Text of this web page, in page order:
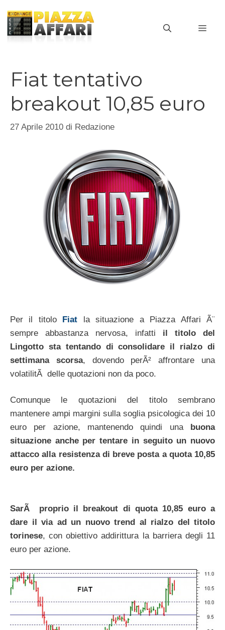
contenuto
Fiat tentativo
breakout 10,85 euro
27 Aprile 2010 di Redazione
Per il titolo Fiat la situazione a Piazza Affari Ã¨
sempre abbastanza nervosa, infatti il titolo del
Lingotto sta tentando di consolidare il rialzo di
settimana scorsa, dovendo perÃ² affrontare una
volatilitÃ delle quotazioni non da poco.
Comunque le quotazioni del titolo sembrano
mantenere ampi margini sulla soglia psicologica dei 10
euro per azione, mantenendo quindi una
buona
situazione anche per tentare in seguito un nuovo
attacco alla resistenza di breve posta a quota 10,85
euro per azione.
SarÃ proprio il breakout di quota 10,85 euro a
dare il via ad un nuovo trend al rialzo del titolo
torinese, con obiettivo addirittura la barriera degli 11
euro per azione.